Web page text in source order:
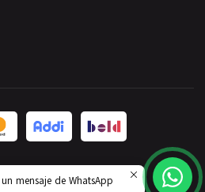
Desarrollado por Jumpseller
mensaje de WhatsApp